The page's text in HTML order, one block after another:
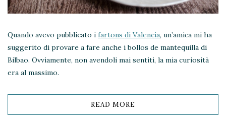
Quando avevo pubblicato i fartons di Valencia, un’amica mi ha
suggerito di provare a fare anche i bollos de mantequilla di
Bilbao. Ovviamente, non avendoli mai sentiti, la mia curiosità
era al massimo.
READ MORE